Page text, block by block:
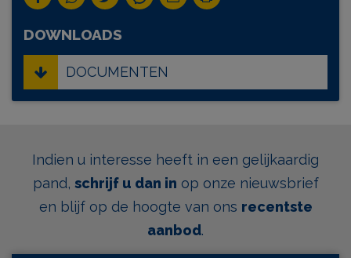
DOWNLOADS
DOCUMENTEN
Indien u interesse heeft in een gelijkaardig
pand, schrijf u dan in op onze nieuwsbrief
en blijf op de hoogte van ons recentste
aanbod.